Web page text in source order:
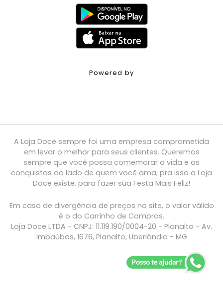
Powered by
A Loja Doce sempre foi uma empresa comprometida
em levar o melhor para seus clientes. Queremos
sempre que você possa comemorar a vida e as
conquistas ao lado de quem você ama, pra isso a Loja
Doce existe, para fazer sua Festa Mais Feliz!
Em caso de divergência de preços no site, o valor válido
é o do Carrinho de Compras.
Loja Doce LTDA - CNPJ: 11.119.190/0004-20 - Planalto - Av.
Imbaúbas, 1676, Planalto, Uberlândia - MG